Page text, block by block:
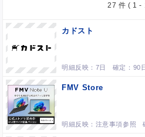
27 件 ( 1 -
カドスト
7日 90
FMV Store
注意事項参照